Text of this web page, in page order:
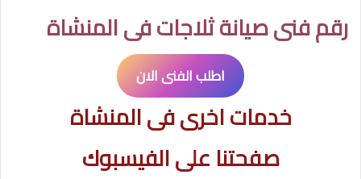
رقم فنى صيانة ثلاجات فى المنشاة
اطلب الفنى الان
خدمات اخرى فى المنشاة
صفحتنا على الفيسبوك